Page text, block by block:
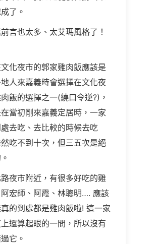
了。
言也太多、太艾瑪風格了！
化夜市的郭家雞肉飯應該是
人來嘉義時會選擇在文化夜
飯的選擇之一(繞口令逆?)，
當初剛來嘉義定居時，一家
去吃、去比較的時候去吃
吃不到十次，但三五次是絕
夜市附近，有很多好吃的雞
宏師、阿霞、林聰明…. 應該
的到處都是雞肉飯啦! 這一家
還算起眼的一間，所以沒有
它。